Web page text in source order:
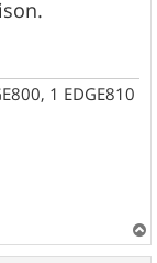
1 EDGE810
a